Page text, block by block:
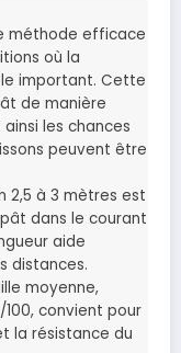
méthode efficace
où la
important. Cette
de manière
les chances
peuvent être
2,5 à 3 mètres est
dans le courant
aide
distances.
moyenne,
convient pour
la résistance du